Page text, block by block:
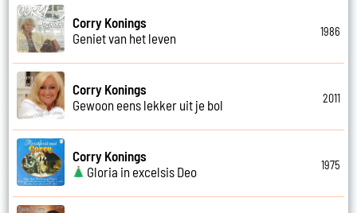
Corry Konings
Geniet van het leven
1986
Corry Konings
Gewoon eens lekker uit je bol
2011
Corry Konings
Gloria in excelsis Deo
1975